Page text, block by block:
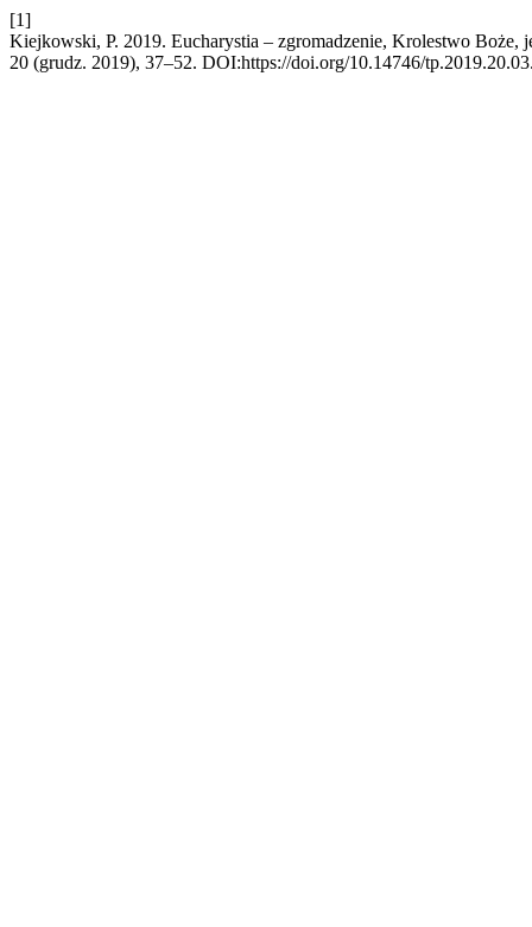
[1]
Kiejkowski, P. 2019. Eucharystia – zgromadzenie, Krolestwo Boże,
20 (grudz. 2019), 37–52. DOI:https://doi.org/10.14746/